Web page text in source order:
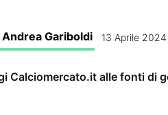
Andrea Gariboldi 13 Aprile
Calciomercato.it alle fonti di